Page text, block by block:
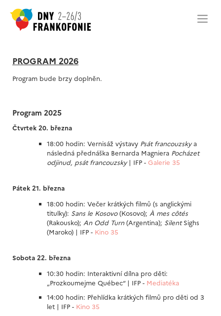
PROGRAM 2026
Program bude brzy doplněn.
Program 2025
Čtvrtek 20. března
18:00 hodin: Vernisáž výstavy Psát francouzskya
následná přednáška Bernarda Magniera Pocházet
odjinud, psát francouzsky| IFP - Galerie 35
Pátek 21. března
18:00 hodin: Večer krátkých filmů (s anglickými
titulky): Sans le Kosovo(Kosovo); À mes côtés
(Rakousko); An Odd Turn (Argentina); SilentSighs
(Maroko) | IFP - Kino 35
Sobota 22. března
10:30 hodin: Interaktivní dílna pro děti:
„Prozkoumejme Québec“ | IFP - Mediatéka
14:00 hodin: Přehlídka krátkých filmů pro děti od 3
let | IFP - Kino 35